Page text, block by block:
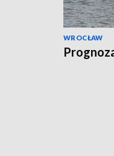
WROCŁAW